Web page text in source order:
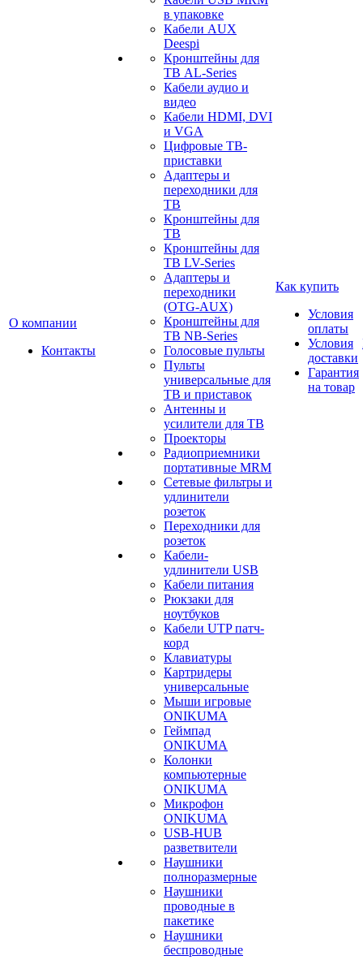
О компании
Контакты
в упаковке
Кабели AUX
Deespi
Кронштейны для
ТВ AL-Series
Кабели аудио и
видео
Кабели HDMI, DVI
и VGA
Цифровые ТВ-
приставки
Адаптеры и
переходники для
ТВ
Кронштейны для
ТВ
Кронштейны для
ТВ LV-Series
Адаптеры и
переходники
(OTG-AUX)
Кронштейны для
ТВ NB-Series
Голосовые пульты
Пульты
универсальные для
ТВ и приставок
Антенны и
усилители для ТВ
Проекторы
Радиоприемники
портативные MRM
Сетевые фильтры и
удлинители
розеток
Переходники для
розеток
Кабели-
удлинители USB
Кабели питания
Рюкзаки для
ноутбуков
Кабели UTP патч-
корд
Клавиатуры
Картридеры
универсальные
Мыши игровые
ONIKUMA
Геймпад
ONIKUMA
Колонки
компьютерные
ONIKUMA
Микрофон
ONIKUMA
USB-HUB
разветвители
Наушники
полноразмерные
Наушники
проводные в
пакетике
Наушники
беспроводные
Как купить
Условия
оплаты
Условия
доставки
Гарантия
на товар